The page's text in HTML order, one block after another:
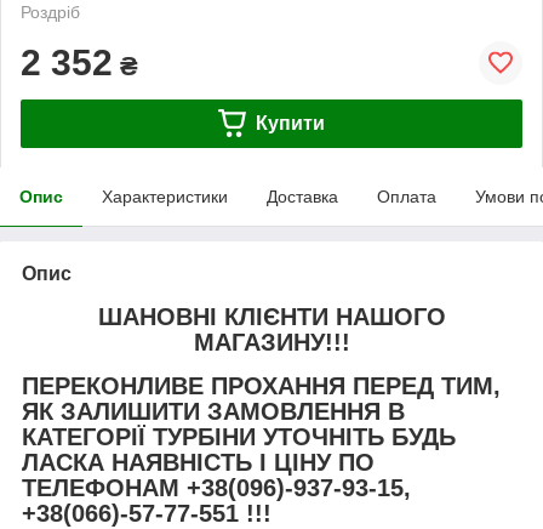
Роздріб
2 352 ₴
Купити
Опис Характеристики Доставка Оплата Умови
Опис
ШАНОВНІ КЛІЄНТИ НАШОГО
МАГАЗИНУ!!!
ПЕРЕКОНЛИВЕ ПРОХАННЯ ПЕРЕД ТИМ,
ЯК ЗАЛИШИТИ ЗАМОВЛЕННЯ В
КАТЕГОРІЇ ТУРБІНИ УТОЧНІТЬ БУДЬ
ЛАСКА НАЯВНІСТЬ І ЦІНУ ПО
ТЕЛЕФОНАМ +38(096)-937-93-15,
+38(066)-57-77-551 !!!